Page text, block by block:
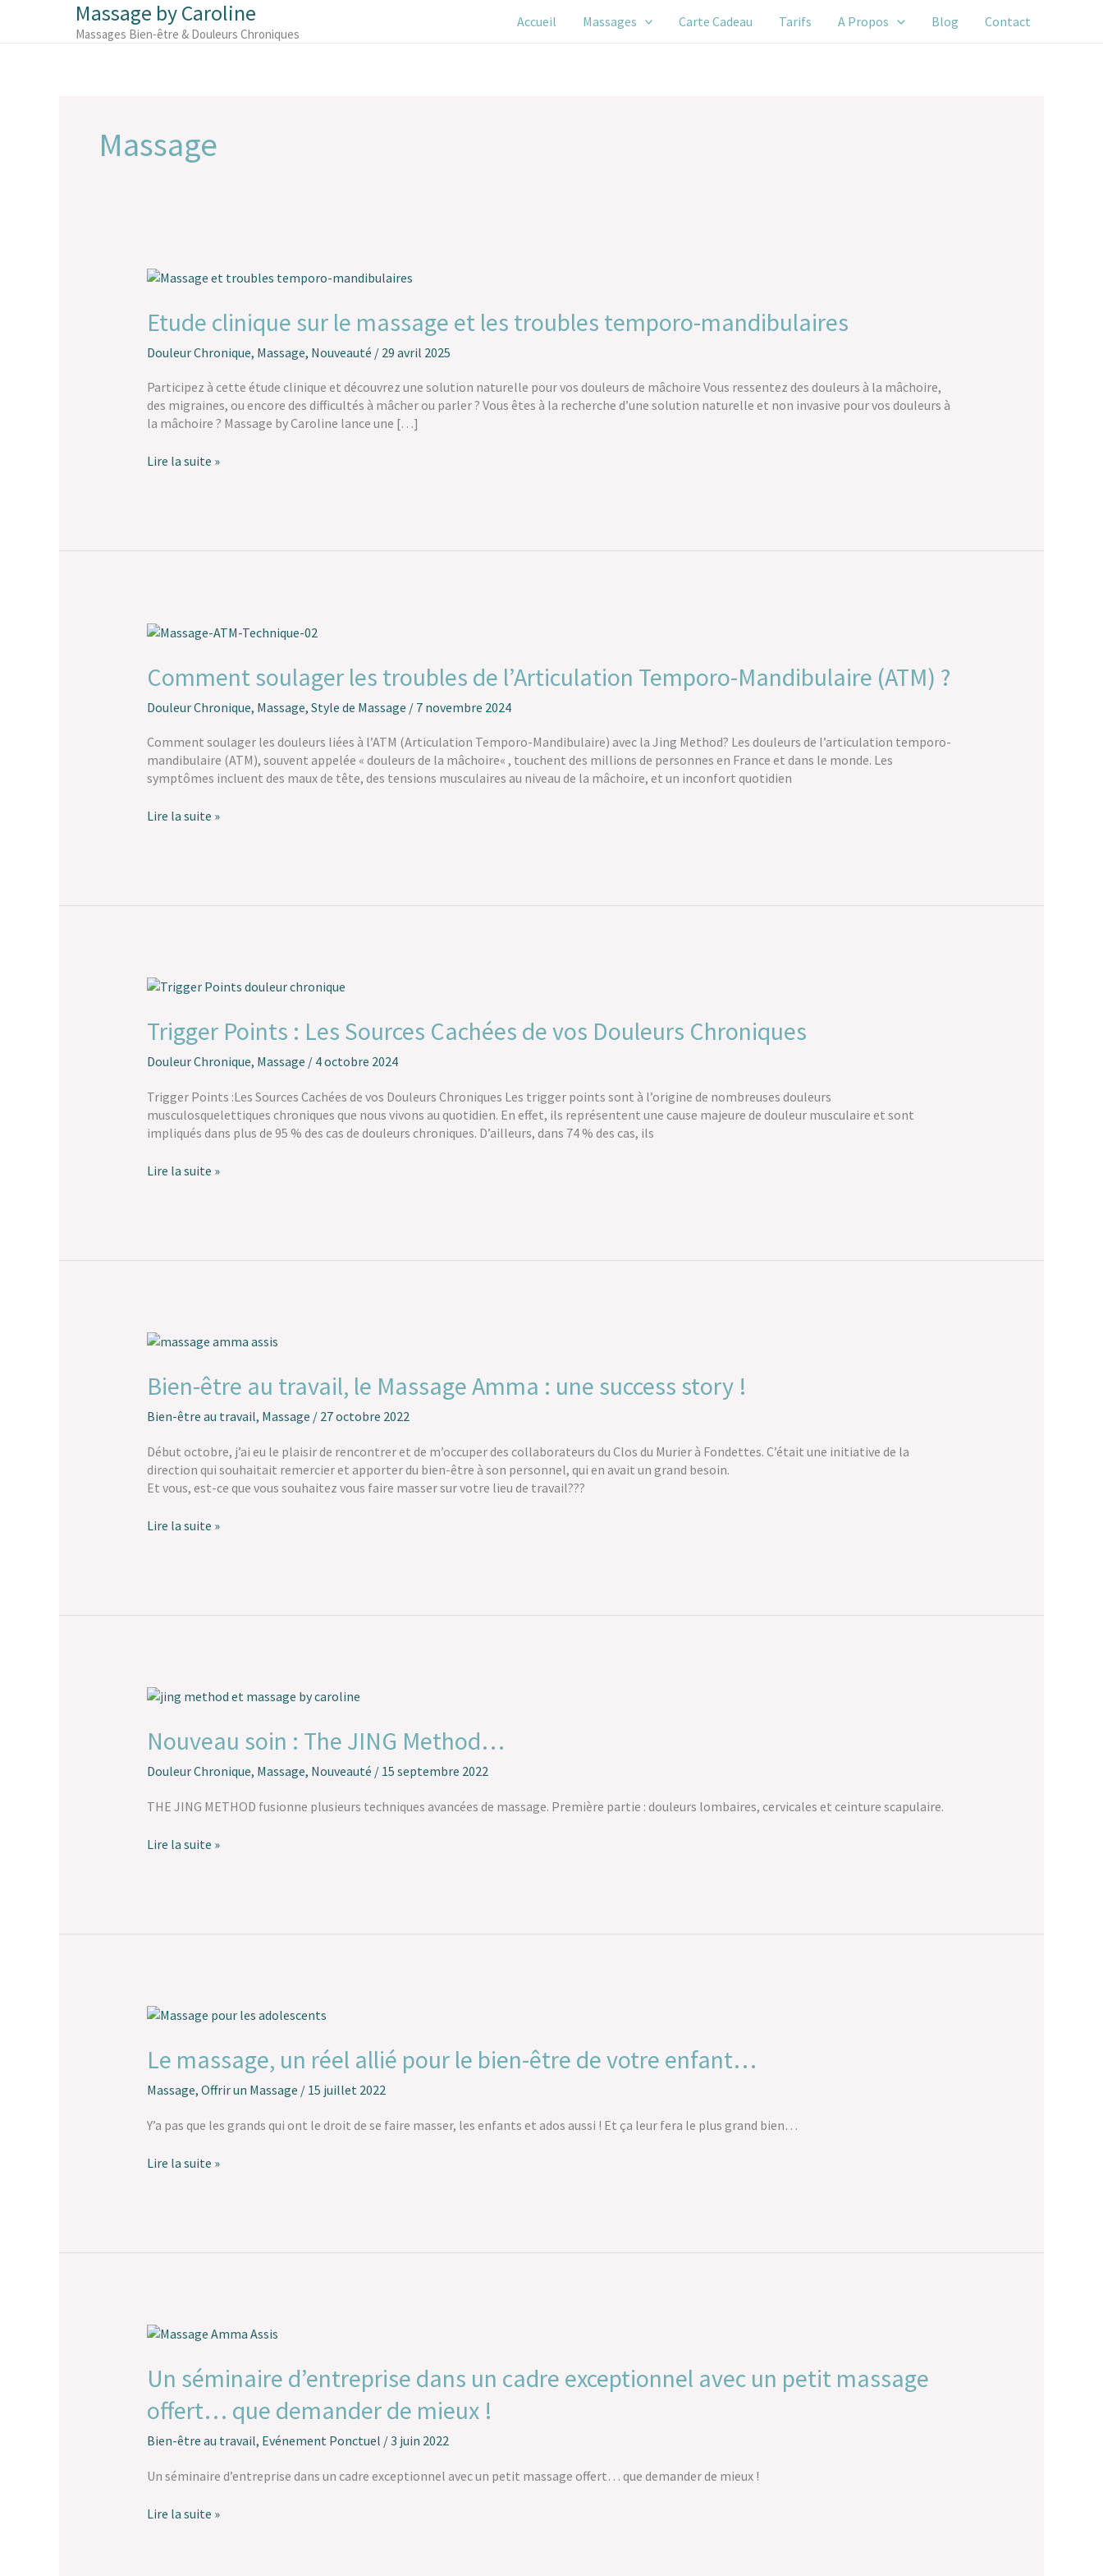
Massage by Caroline
Massages Bien-être & Douleurs Chroniques
Accueil Massages Carte Cadeau Tarifs A Propos Blog Contact
Massage
Etude clinique sur le massage et les troubles temporo-mandibulaires
Douleur Chronique, Massage, Nouveauté / 29 avril 2025
Participez à cette étude clinique et découvrez une solution naturelle pour vos douleurs de mâchoire Vous ressentez des douleurs à la mâchoire,
des migraines, ou encore des difficultés à mâcher ou parler ? Vous êtes à la recherche d’une solution naturelle et non invasive pour vos douleurs à
la mâchoire ? Massage by Caroline lance une […]
Etude
sur
le
massage
les
troubles
temporo-
Lire la suite »
Comment soulager les troubles de l’Articulation Temporo-Mandibulaire (ATM) ?
Douleur Chronique, Massage, Style de Massage / 7 novembre 2024
Comment soulager les douleurs liées à l’ATM (Articulation Temporo-Mandibulaire) avec la Jing Method? Les douleurs de l’articulation temporo-
mandibulaire (ATM), souvent appelée « douleurs de la mâchoire« , touchent des millions de personnes en France et dans le monde. Les
symptômes incluent des maux de tête, des tensions musculaires au niveau de la mâchoire, et un inconfort quotidien
Comment
les
troubles
de
Temporo-
Mandibulaire
(ATM)
Lire la suite »
Trigger Points : Les Sources Cachées de vos Douleurs Chroniques
Douleur Chronique, Massage / 4 octobre 2024
Trigger Points :Les Sources Cachées de vos Douleurs Chroniques Les trigger points sont à l’origine de nombreuses douleurs
musculosquelettiques chroniques que nous vivons au quotidien. En effet, ils représentent une cause majeure de douleur musculaire et sont
impliqués dans plus de 95 % des cas de douleurs chroniques. D’ailleurs, dans 74 % des cas, ils
Trigger
:
Les
Sources
de
vos
Douleurs
Lire la suite »
Bien-être au travail, le Massage Amma : une success story !
Bien-être au travail, Massage / 27 octobre 2022
Début octobre, j’ai eu le plaisir de rencontrer et de m’occuper des collaborateurs du Clos du Murier à Fondettes. C’était une initiative de la
direction qui souhaitait remercier et apporter du bien-être à son personnel, qui en avait un grand besoin.
Et vous, est-ce que vous souhaitez vous faire masser sur votre lieu de travail???
Bien-
au
travail,
le
Amma
:
une
story
Lire la suite »
Nouveau soin : The JING Method…
Douleur Chronique, Massage, Nouveauté / 15 septembre 2022
THE JING METHOD fusionne plusieurs techniques avancées de massage. Première partie : douleurs lombaires, cervicales et ceinture scapulaire.
Nouveau
The
JING
Lire la suite »
Le massage, un réel allié pour le bien-être de votre enfant…
Massage, Offrir un Massage / 15 juillet 2022
Y’a pas que les grands qui ont le droit de se faire masser, les enfants et ados aussi ! Et ça leur fera le plus grand bien…
Le
un
réel
allié
le
être
Lire la suite »
Un séminaire d’entreprise dans un cadre exceptionnel avec un petit massage
offert… que demander de mieux !
Bien-être au travail, Evénement Ponctuel /3 juin 2022
Un séminaire d’entreprise dans un cadre exceptionnel avec un petit massage offert… que demander de mieux !
Un
d’entreprise
dans
un
cadre
exceptionnel
un
massage
Lire la suite »